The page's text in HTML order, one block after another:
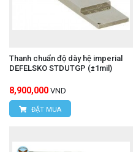
Thanh chuẩn độ dày hệ imperial
DEFELSKO STDUTGP (±1mil)
8,900,000 VND
ĐẶT MUA